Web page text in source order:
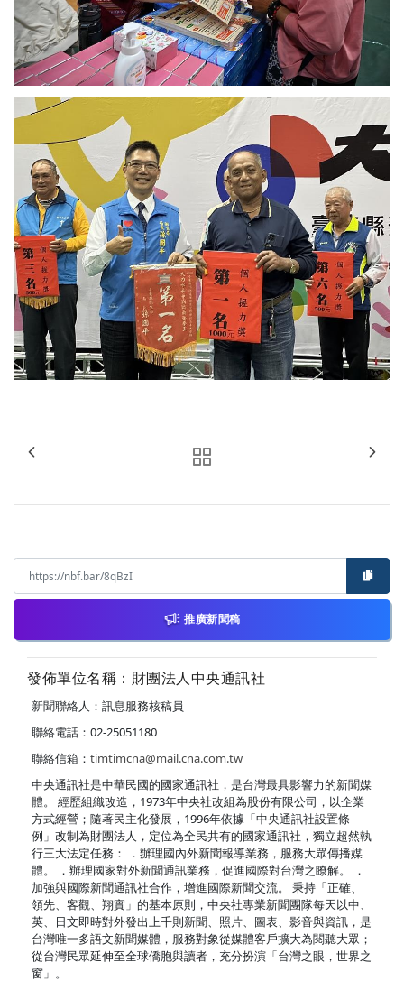
推廣新聞稿
發佈單位名稱：財團法人中央通訊社
新聞聯絡人：訊息服務核稿員
聯絡電話：02-25051180
聯絡信箱： timtimcna@mail.cna.com.tw
中央通訊社是中華民國的國家通訊社，是台灣最具影響力的新聞媒
體。 經歷組織改造，1973年中央社改組為股份有限公司，以企業
方式經營；隨著民主化發展，1996年依據「中央通訊社設置條
例」改制為財團法人，定位為全民共有的國家通訊社，獨立超然執
行三大法定任務： ．辦理國內外新聞報導業務，服務大眾傳播媒
體。 ．辦理國家對外新聞通訊業務，促進國際對台灣之瞭解。 ．
加強與國際新聞通訊社合作，增進國際新聞交流。 秉持「正確、
領先、客觀、翔實」的基本原則，中央社專業新聞團隊每天以中、
英、日文即時對外發出上千則新聞、照片、圖表、影音與資訊，是
台灣唯一多語文新聞媒體，服務對象從媒體客戶擴大為閱聽大眾；
從台灣民眾延伸至全球僑胞與讀者，充分扮演「台灣之眼，世界之
窗」。